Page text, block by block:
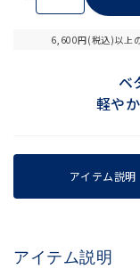
6,600円(税込)以上
ベ
軽や
アイテム説明
アイテム説明